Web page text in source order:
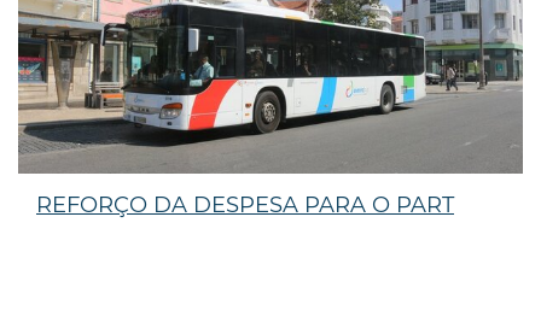
REFORÇO DA DESPESA PARA O PART